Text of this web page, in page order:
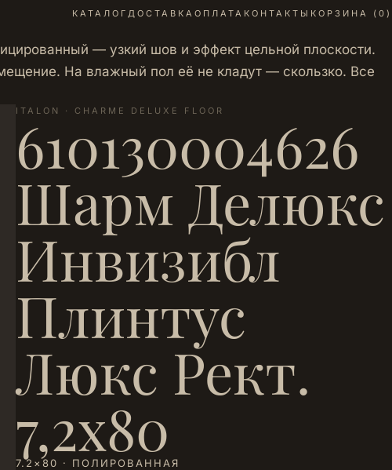
КАТАЛОГ ДОСТАВКА ОПЛАТА КОНТАКТЫ КОРЗИНА ( 0 )
— узкий шов и эффект цельной плоскости.
На влажный пол её не кладут — скользко. Все
ITALON · CHARME DELUXE FLOOR
610130004626
Шарм Делюкс
Инвизибл
Плинтус
Люкс Рект.
7,2х80
7.2×80 · ПОЛИРОВАННАЯ